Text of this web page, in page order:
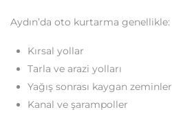
Aydın’da oto kurtarma genellikle:
Kırsal yollar
Tarla ve arazi yolları
Yağış sonrası kaygan zeminler
Kanal ve şarampoller